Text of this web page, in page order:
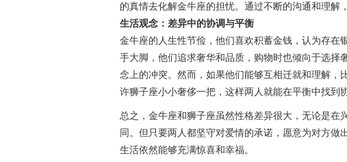
的真情去化解金牛座的担忧。通过不断的沟通和理解
生活观念：差异中的协调与平衡
金牛座的人生性节俭，他们喜欢积蓄金钱，认为存
手大脚，他们追求奢华和品质，购物时也倾向于选择
念上的冲突。然而，如果他们能够互相迁就和理解
许狮子座小小奢侈一把，这样两人就能在平衡中找到
总之，金牛座和狮子座虽然性格差异很大，无论是
同。但只要两人都坚守对爱情的承诺，愿意为对方
生活依然能够充满惊喜和幸福。